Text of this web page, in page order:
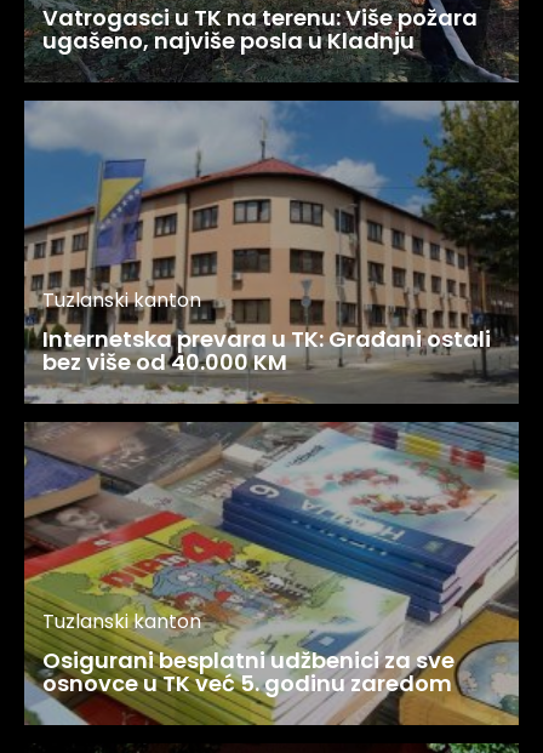
Vatrogasci u TK na terenu: Više požara
ugašeno, najviše posla u Kladnju
Tuzlanski kanton
Internetska prevara u TK: Građani ostali
bez više od 40.000 KM
Tuzlanski kanton
Osigurani besplatni udžbenici za sve
osnovce u TK već 5. godinu zaredom